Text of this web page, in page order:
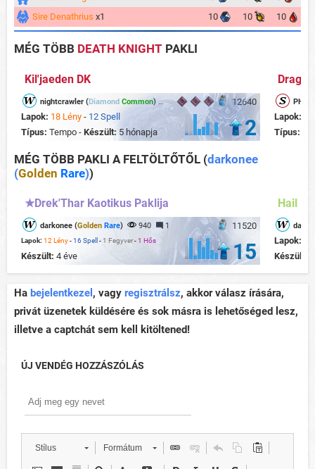
Sire Denathrius x1 10 10 10
MÉG TÖBB DEATH KNIGHT PAKLI
Kil'jaeden DK
12640
nightcrawler (Diamond Common) 219 0
Lapok: 18 Lény - 12 Spell
Típus: Tempo - Készült: 5 hónapja 2 Lapok:
Típus:
MÉG TÖBB PAKLI A FELTÖLTŐTŐL (darkonee
(Golden Rare))
★Drek'Thar Kaotikus Paklija
11520
darkonee (Golden Rare) 940 1
Lapok: 12 Lény-16 Spell - 1 Fegyver-1 Hős
Készült: 4 éve 15
Hail
Lapok:
Készült:
Ha bejelentkezel , vagy regisztrálsz, akkor válasz írására,
privát üzenetek küldésére és sok másra is lehetőséged lesz,
illetve a captchát sem kell kitöltened!
ÚJ VENDÉG HOZZÁSZÓLÁS
Stílus Formátum